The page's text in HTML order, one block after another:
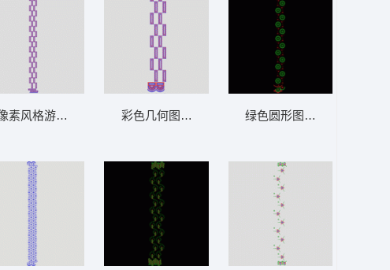
饰 窗帘
素风格游戏关卡设计 窗帘彩色几何图案装饰带 窗帘绿色圆形图案装饰纹样 窗帘